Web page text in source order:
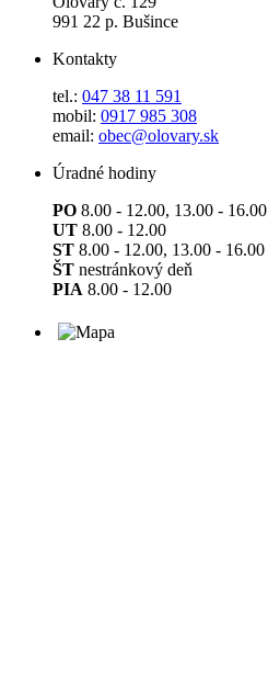
991 22 p. Bušince
Kontakty
tel.: 047 38 11 591
mobil: 0917 985 308
email: obec@olovary.sk
Úradné hodiny
PO 8.00 - 12.00, 13.00 - 16.00
UT 8.00 - 12.00
ST 8.00 - 12.00, 13.00 - 16.00
ŠT nestránkový deň
PIA 8.00 - 12.00